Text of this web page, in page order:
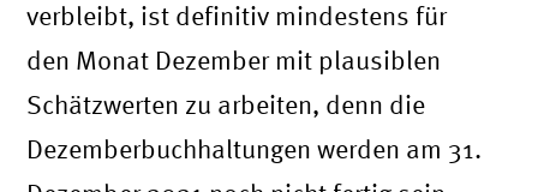
verbleibt, ist definitiv mindestens für
den Monat Dezember mit plausiblen
Schätzwerten zu arbeiten, denn die
Dezemberbuchhaltungen werden am 31.